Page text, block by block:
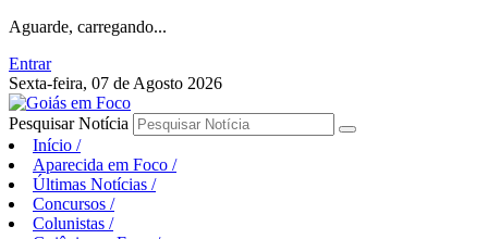
Aguarde, carregando...
Entrar
Sexta-feira, 07 de Agosto 2026
Pesquisar Notícia
Início /
Aparecida em Foco /
Últimas Notícias /
Concursos /
Colunistas /